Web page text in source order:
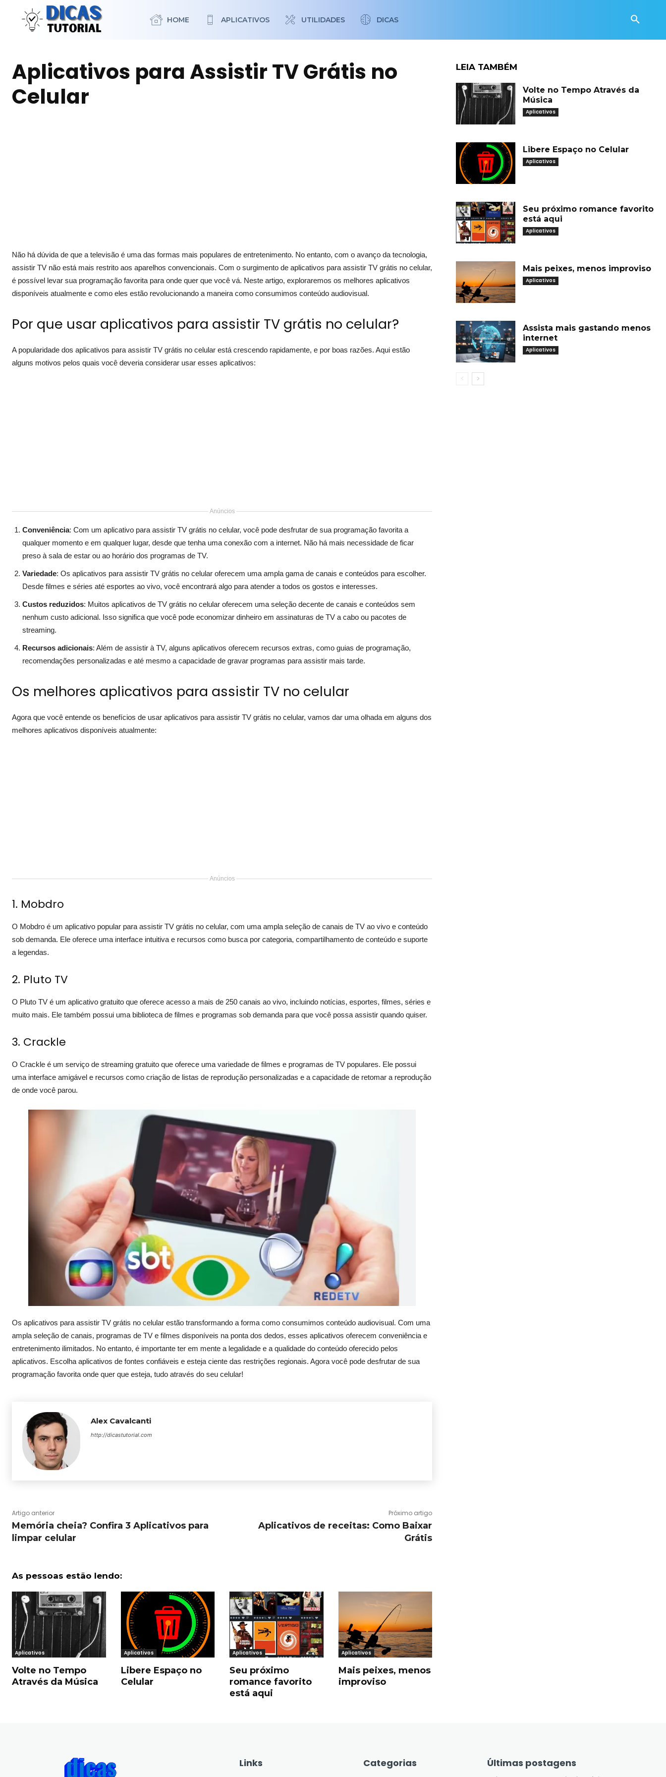
HOME APLICATIVOS UTILIDADES DICAS
Aplicativos para Assistir TV Grátis no
Celular
Não há dúvida de que a televisão é uma das formas mais populares de entretenimento. No entanto, com o avanço da tecnologia,
assistir TV não está mais restrito aos aparelhos convencionais. Com o surgimento de aplicativos para assistir TV grátis no celular,
é possível levar sua programação favorita para onde quer que você vá. Neste artigo, exploraremos os melhores aplicativos
disponíveis atualmente e como eles estão revolucionando a maneira como consumimos conteúdo audiovisual.
Por que usar aplicativos para assistir TV grátis no celular?
A popularidade dos aplicativos para assistir TV grátis no celular está crescendo rapidamente, e por boas razões. Aqui estão
alguns motivos pelos quais você deveria considerar usar esses aplicativos:
Anúncios
Conveniência: Com um aplicativo para assistir TV grátis no celular, você pode desfrutar de sua programação favorita a
qualquer momento e em qualquer lugar, desde que tenha uma conexão com a internet. Não há mais necessidade de ficar
preso à sala de estar ou ao horário dos programas de TV.
Variedade: Os aplicativos para assistir TV grátis no celular oferecem uma ampla gama de canais e conteúdos para escolher.
Desde filmes e séries até esportes ao vivo, você encontrará algo para atender a todos os gostos e interesses.
Custos reduzidos: Muitos aplicativos de TV grátis no celular oferecem uma seleção decente de canais e conteúdos sem
nenhum custo adicional. Isso significa que você pode economizar dinheiro em assinaturas de TV a cabo ou pacotes de
streaming.
Recursos adicionais: Além de assistir à TV, alguns aplicativos oferecem recursos extras, como guias de programação,
recomendações personalizadas e até mesmo a capacidade de gravar programas para assistir mais tarde.
Os melhores aplicativos para assistir TV no celular
Agora que você entende os benefícios de usar aplicativos para assistir TV grátis no celular, vamos dar uma olhada em alguns dos
melhores aplicativos disponíveis atualmente:
Anúncios
1. Mobdro
O Mobdro é um aplicativo popular para assistir TV grátis no celular, com uma ampla seleção de canais de TV ao vivo e conteúdo
sob demanda. Ele oferece uma interface intuitiva e recursos como busca por categoria, compartilhamento de conteúdo e suporte
a legendas.
2. Pluto TV
O Pluto TV é um aplicativo gratuito que oferece acesso a mais de 250 canais ao vivo, incluindo notícias, esportes, filmes, séries e
muito mais. Ele também possui uma biblioteca de filmes e programas sob demanda para que você possa assistir quando quiser.
3. Crackle
O Crackle é um serviço de streaming gratuito que oferece uma variedade de filmes e programas de TV populares. Ele possui
uma interface amigável e recursos como criação de listas de reprodução personalizadas e a capacidade de retomar a reprodução
de onde você parou.
Os aplicativos para assistir TV grátis no celular estão transformando a forma como consumimos conteúdo audiovisual. Com uma
ampla seleção de canais, programas de TV e filmes disponíveis na ponta dos dedos, esses aplicativos oferecem conveniência e
entretenimento ilimitados. No entanto, é importante ter em mente a legalidade e a qualidade do conteúdo oferecido pelos
aplicativos. Escolha aplicativos de fontes confiáveis e esteja ciente das restrições regionais. Agora você pode desfrutar de sua
programação favorita onde quer que esteja, tudo através do seu celular!
Alex Cavalcanti
http://dicastutorial.com
Artigo anterior
Memória cheia? Confira 3 Aplicativos para
limpar celular
Próximo artigo
Aplicativos de receitas: Como Baixar
Grátis
As pessoas estão lendo:
Aplicativos
Volte no Tempo
Através da Música
Aplicativos
Libere Espaço no
Celular
Aplicativos
Seu próximo
romance favorito
está aqui
Aplicativos
Mais peixes, menos
improviso
LEIA TAMBÉM
Volte no Tempo Através da
Música
Aplicativos
Libere Espaço no Celular
Aplicativos
Seu próximo romance favorito
está aqui
Aplicativos
Mais peixes, menos improviso
Aplicativos
Assista mais gastando menos
internet
Aplicativos
Links Categorias Últimas postagens